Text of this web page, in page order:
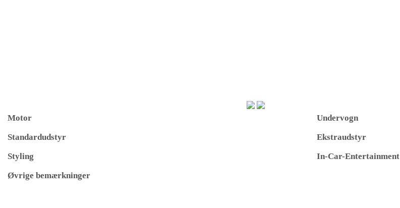
Motor
Undervogn
Standardudstyr
Ekstraudstyr
Styling
In-Car-Entertainment
Øvrige bemærkninger